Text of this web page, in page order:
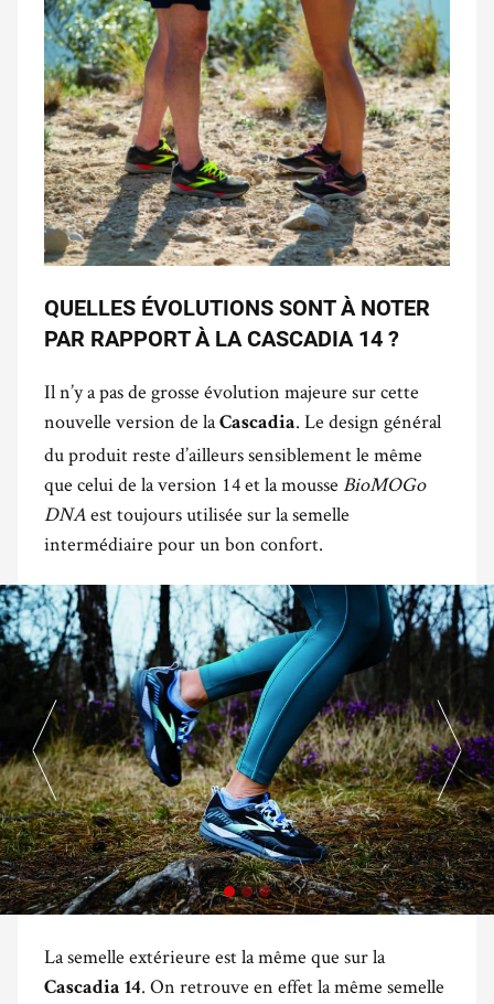
QUELLES ÉVOLUTIONS SONT À NOTER
PAR RAPPORT À LA CASCADIA 14 ?
Il n’y a pas de grosse évolution majeure sur cette
nouvelle version de laCascadia. Le design général
du produit reste d’ailleurs sensiblement le même
que celui de la version 14 et la mousse BioMOGo
DNAest toujours utilisée sur la semelle
intermédiaire pour un bon confort.
La semelle extérieure est la même que sur la
Cascadia 14. On retrouve en effet la même semelle